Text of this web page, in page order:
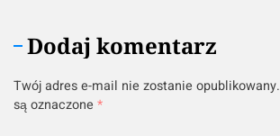
Dodaj komentarz
Twój adres e-mail nie zostanie opublikowany.
są oznaczone *